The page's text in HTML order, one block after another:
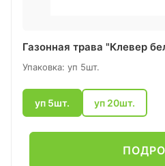
Газонная трава "Клевер
Упаковка: уп 5шт.
уп 5шт. уп 20шт.